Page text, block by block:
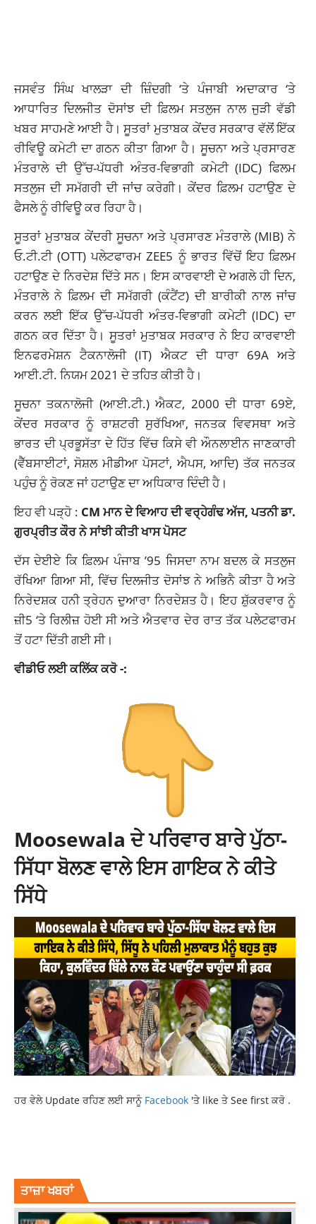
ਜਸਵੰਤ ਸਿੰਘ ਖਾਲੜਾ ਦੀ ਜ਼ਿੰਦਗੀ ‘ਤੇ ਪੰਜਾਬੀ ਅਦਾਕਾਰ ‘ਤੇ
ਆਧਾਰਿਤ ਦਿਲਜੀਤ ਦੋਸਾਂਝ ਦੀ ਫ਼ਿਲਮ ਸਤਲੁਜ ਨਾਲ ਜੁੜੀ ਵੱਡੀ
ਖਬਰ ਸਾਹਮਣੇ ਆਈ ਹੈ। ਸੂਤਰਾਂ ਮੁਤਾਬਕ ਕੇਂਦਰ ਸਰਕਾਰ ਵੱਲੋਂ ਇੱਕ
ਰੀਵਿਊ ਕਮੇਟੀ ਦਾ ਗਠਨ ਕੀਤਾ ਗਿਆ ਹੈ। ਸੂਚਨਾ ਅਤੇ ਪ੍ਰਸਾਰਣ
ਮੰਤਰਾਲੇ ਦੀ ਉੱਚ-ਪੱਧਰੀ ਅੰਤਰ-ਵਿਭਾਗੀ ਕਮੇਟੀ (IDC) ਫਿਲਮ
ਸਤਲੁਜ ਦੀ ਸਮੱਗਰੀ ਦੀ ਜਾਂਚ ਕਰੇਗੀ। ਕੇਂਦਰ ਫ਼ਿਲਮ ਹਟਾਉਣ ਦੇ
ਫੈਸਲੇ ਨੂੰ ਰੀਵਿਊ ਕਰ ਰਿਹਾ ਹੈ।
ਸੂਤਰਾਂ ਮੁਤਾਬਕ ਕੇਂਦਰੀ ਸੂਚਨਾ ਅਤੇ ਪ੍ਰਸਾਰਣ ਮੰਤਰਾਲੇ (MIB) ਨੇ
ਓ.ਟੀ.ਟੀ (OTT) ਪਲੇਟਫਾਰਮ ZEE5 ਨੂੰ ਭਾਰਤ ਵਿੱਚੋਂ ਇਹ ਫ਼ਿਲਮ
ਹਟਾਉਣ ਦੇ ਨਿਰਦੇਸ਼ ਦਿੱਤੇ ਸਨ। ਇਸ ਕਾਰਵਾਈ ਦੇ ਅਗਲੇ ਹੀ ਦਿਨ,
ਮੰਤਰਾਲੇ ਨੇ ਫ਼ਿਲਮ ਦੀ ਸਮੱਗਰੀ (ਕੰਟੈਂਟ) ਦੀ ਬਾਰੀਕੀ ਨਾਲ ਜਾਂਚ
ਕਰਨ ਲਈ ਇੱਕ ਉੱਚ-ਪੱਧਰੀ ਅੰਤਰ-ਵਿਭਾਗੀ ਕਮੇਟੀ (IDC) ਦਾ
ਗਠਨ ਕਰ ਦਿੱਤਾ ਹੈ। ਸੂਤਰਾਂ ਮੁਤਾਬਕ ਸਰਕਾਰ ਨੇ ਇਹ ਕਾਰਵਾਈ
ਇਨਫਰਮੇਸ਼ਨ ਟੈਕਨਾਲੋਜੀ (IT) ਐਕਟ ਦੀ ਧਾਰਾ 69A ਅਤੇ
ਆਈ.ਟੀ. ਨਿਯਮ 2021 ਦੇ ਤਹਿਤ ਕੀਤੀ ਹੈ।
ਸੂਚਨਾ ਤਕਨਾਲੋਜੀ (ਆਈ.ਟੀ.) ਐਕਟ, 2000 ਦੀ ਧਾਰਾ 69ਏ,
ਕੇਂਦਰ ਸਰਕਾਰ ਨੂੰ ਰਾਸ਼ਟਰੀ ਸੁਰੱਖਿਆ, ਜਨਤਕ ਵਿਵਸਥਾ ਅਤੇ
ਭਾਰਤ ਦੀ ਪ੍ਰਭੂਸੱਤਾ ਦੇ ਹਿੱਤ ਵਿੱਚ ਕਿਸੇ ਵੀ ਔਨਲਾਈਨ ਜਾਣਕਾਰੀ
(ਵੈੱਬਸਾਈਟਾਂ, ਸੋਸ਼ਲ ਮੀਡੀਆ ਪੋਸਟਾਂ, ਐਪਸ, ਆਦਿ) ਤੱਕ ਜਨਤਕ
ਪਹੁੰਚ ਨੂੰ ਰੋਕਣ ਜਾਂ ਹਟਾਉਣ ਦਾ ਅਧਿਕਾਰ ਦਿੰਦੀ ਹੈ।
ਇਹ ਵੀ ਪੜ੍ਹੋ : CM ਮਾਨ ਦੇ ਵਿਆਹ ਦੀ ਵਰ੍ਹੇਗੰਢ ਅੱਜ, ਪਤਨੀ ਡਾ.
ਗੁਰਪ੍ਰੀਤ ਕੌਰ ਨੇ ਸਾਂਝੀ ਕੀਤੀ ਖਾਸ ਪੋਸਟ
ਦੱਸ ਦੇਈਏ ਕਿ ਫ਼ਿਲਮ ਪੰਜਾਬ ’95 ਜਿਸਦਾ ਨਾਮ ਬਦਲ ਕੇ ਸਤਲੁਜ
ਰੱਖਿਆ ਗਿਆ ਸੀ, ਵਿੱਚ ਦਿਲਜੀਤ ਦੋਸਾਂਝ ਨੇ ਅਭਿਨੈ ਕੀਤਾ ਹੈ ਅਤੇ
ਨਿਰੇਦਸ਼ਕ ਹਨੀ ਤ੍ਰੇਹਨ ਦੁਆਰਾ ਨਿਰਦੇਸ਼ਤ ਹੈ। ਇਹ ਸ਼ੁੱਕਰਵਾਰ ਨੂੰ
ਜ਼ੀ5 ‘ਤੇ ਰਿਲੀਜ਼ ਹੋਈ ਸੀ ਅਤੇ ਐਤਵਾਰ ਦੇਰ ਰਾਤ ਤੱਕ ਪਲੇਟਫਾਰਮ
ਤੋਂ ਹਟਾ ਦਿੱਤੀ ਗਈ ਸੀ।
ਵੀਡੀਓ ਲਈ ਕਲਿੱਕ ਕਰੋ -:
Moosewala ਦੇ ਪਰਿਵਾਰ ਬਾਰੇ ਪੁੱਠਾ-
ਸਿੱਧਾ ਬੋਲਣ ਵਾਲੇ ਇਸ ਗਾਇਕ ਨੇ ਕੀਤੇ
ਸਿੱਧੇ
ਹਰ ਵੇਲੇ Update ਰਹਿਣ ਲਈ ਸਾਨੂੰ Facebook 'ਤੇ like ਤੇ See first ਕਰੋ .
ਤਾਜ਼ਾ ਖਬਰਾਂ